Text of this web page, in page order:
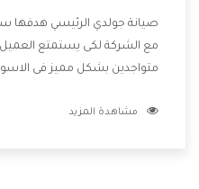
صيانة جولدي الرئيسي هدفها
مع الشركة لكى يستمتع العميل
متواجدين بشكل مميز فى
الشركة بها والتى تكون منها
مشاهدة المزيد